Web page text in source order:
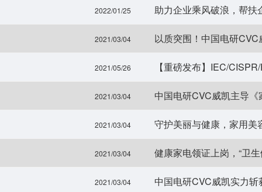
2022/01/25
2021/03/04
2021/05/26
2021/03/04 中国电研CVC威凯主导
2021/03/04 守护美丽与健康，家用美
2021/03/04 健康家电领证上岗，“卫
2021/03/04 中国电研CVC威凯实力